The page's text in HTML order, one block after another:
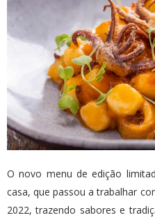
O novo menu de edição
casa, que passou a trabalhar
2022, trazendo sabores e